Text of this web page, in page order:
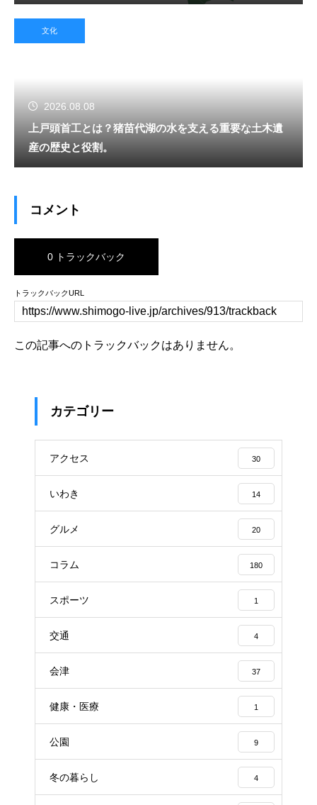
文化
2026.08.08
上戸頭首工とは？猪苗代湖の水を支える重要な土木遺
産の歴史と役割。
コメント
0 トラックバック
トラックバックURL
この記事へのトラックバックはありません。
カテゴリー
アクセス 30
いわき 14
グルメ 20
コラム 180
スポーツ 1
交通 4
会津 37
健康・医療 1
公園 9
冬の暮らし 4